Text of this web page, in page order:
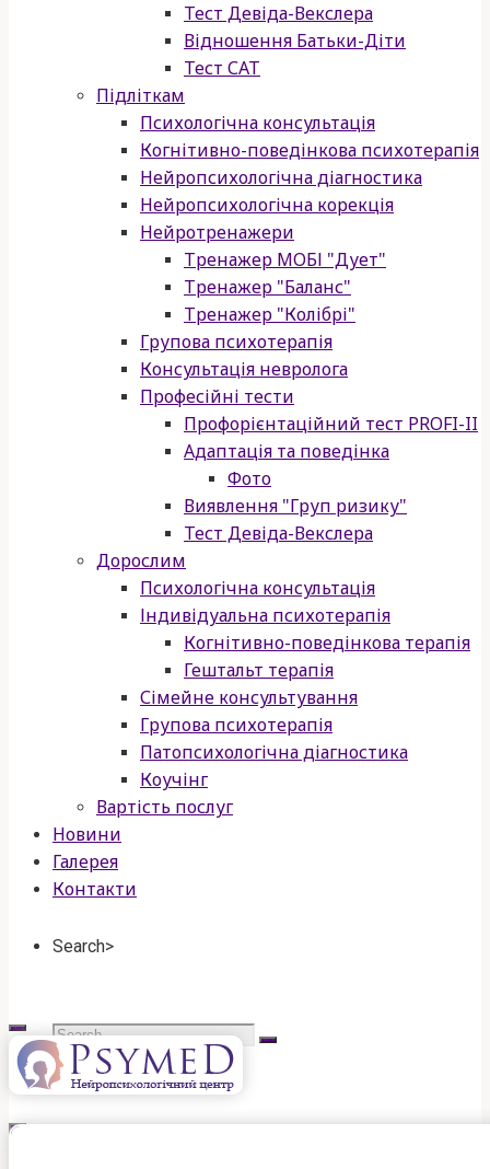
Тест Девіда-Векслера
Відношення Батьки-Діти
Тест САТ
Підліткам
Психологічна консультація
Когнітивно-поведінкова психотерапія
Нейропсихологічна діагностика
Нейропсихологічна корекція
Нейротренажери
Тренажер МОБІ "Дует"
Тренажер "Баланс"
Тренажер "Колібрі"
Групова психотерапія
Консультація невролога
Професійні тести
Профорієнтаційний тест PROFI-II
Адаптація та поведінка
Фото
Виявлення "Груп ризику"
Тест Девіда-Векслера
Дорослим
Психологічна консультація
Індивідуальна психотерапія
Когнітивно-поведінкова терапія
Гештальт терапія
Сімейне консультування
Групова психотерапія
Патопсихологічна діагностика
Коучінг
Вартість послуг
Новини
Галерея
Контакти
Search>
Search
for:
psymed